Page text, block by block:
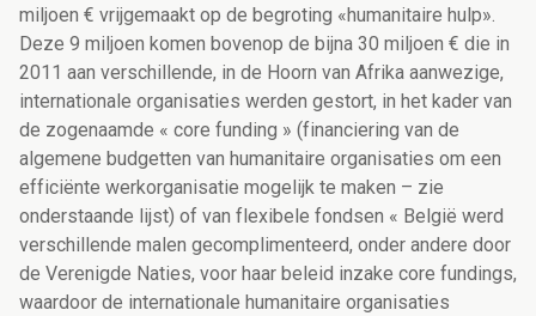
miljoen € vrijgemaakt op de begroting «humanitaire hulp».
Deze 9 miljoen komen bovenop de bijna 30 miljoen € die in
2011 aan verschillende, in de Hoorn van Afrika aanwezige,
internationale organisaties werden gestort, in het kader van
de zogenaamde « core funding » (financiering van de
algemene budgetten van humanitaire organisaties om een
efficiënte werkorganisatie mogelijk te maken – zie
onderstaande lijst) of van flexibele fondsen « België werd
verschillende malen gecomplimenteerd, onder andere door
de Verenigde Naties, voor haar beleid inzake core fundings,
waardoor de internationale humanitaire organisaties